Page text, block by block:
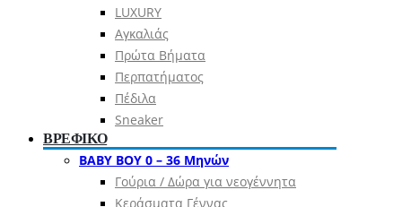
LUXURY
Αγκαλιάς
Πρώτα Βήματα
Περπατήματος
Πέδιλα
Sneaker
ΒΡΕΦΙΚΟ
ΒΑΒΥ ΒΟΥ 0 – 36 Μηνών
Γούρια / Δώρα για νεογέννητα
Κεράσματα Γέννας